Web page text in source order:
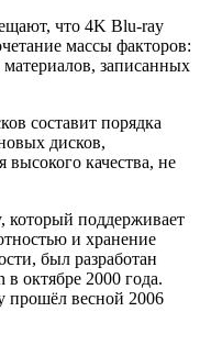
что 4K Blu-ray
массы факторов:
записанных
составит порядка
дисков,
качества, не
который поддерживает
и хранение
был разработан
октябре 2000 года.
прошёл весной 2006